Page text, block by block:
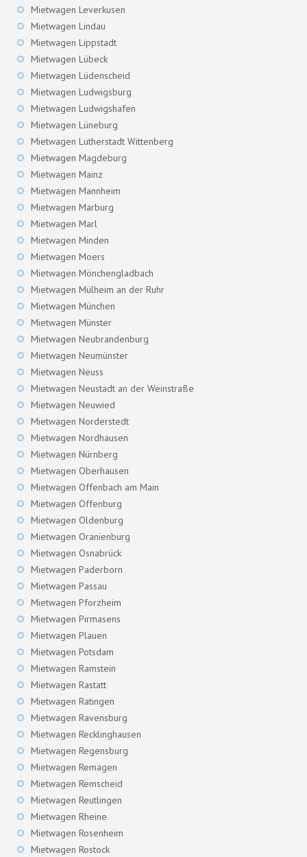
Mietwagen Leverkusen
Mietwagen Lindau
Mietwagen Lippstadt
Mietwagen Lübeck
Mietwagen Lüdenscheid
Mietwagen Ludwigsburg
Mietwagen Ludwigshafen
Mietwagen Lüneburg
Mietwagen Lutherstadt Wittenberg
Mietwagen Magdeburg
Mietwagen Mainz
Mietwagen Mannheim
Mietwagen Marburg
Mietwagen Marl
Mietwagen Minden
Mietwagen Moers
Mietwagen Mönchengladbach
Mietwagen Mülheim an der Ruhr
Mietwagen München
Mietwagen Münster
Mietwagen Neubrandenburg
Mietwagen Neumünster
Mietwagen Neuss
Mietwagen Neustadt an der Weinstraße
Mietwagen Neuwied
Mietwagen Norderstedt
Mietwagen Nordhausen
Mietwagen Nürnberg
Mietwagen Oberhausen
Mietwagen Offenbach am Main
Mietwagen Offenburg
Mietwagen Oldenburg
Mietwagen Oranienburg
Mietwagen Osnabrück
Mietwagen Paderborn
Mietwagen Passau
Mietwagen Pforzheim
Mietwagen Pirmasens
Mietwagen Plauen
Mietwagen Potsdam
Mietwagen Ramstein
Mietwagen Rastatt
Mietwagen Ratingen
Mietwagen Ravensburg
Mietwagen Recklinghausen
Mietwagen Regensburg
Mietwagen Remagen
Mietwagen Remscheid
Mietwagen Reutlingen
Mietwagen Rheine
Mietwagen Rosenheim
Mietwagen Rostock